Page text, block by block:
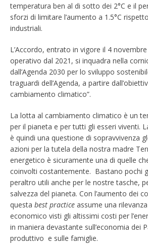
temperatura ben al di sotto dei 2°C e il
sforzi di limitare l’aumento a 1.5°C
industriali.
L’Accordo, entrato in vigore il 4
operativo dal 2021, si inquadra nella
dall’Agenda 2030 per lo sviluppo
traguardi dell’Agenda, a partire
cambiamento climatico”.
La lotta al cambiamento climatico è un
per il pianeta e per tutti gli esseri viventi.
è quindi una questione di sopravvivenza
azioni per la tutela della nostra madre
energetico è sicuramente una di quelle
coinvolti costantemente. Bastano pochi
peraltro utili anche per le nostre tasche,
salvezza del pianeta. Con l’aumento dei
questa best practice assume una
economico visti gli altissimi costi per
in maniera devastante sull’economia dei
produttivo e sulle famiglie.